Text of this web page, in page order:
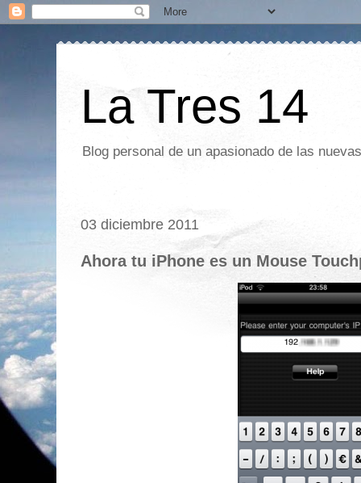
La Tres 14
Blog personal de un apasionado de las
03 diciembre 2011
Ahora tu iPhone es un Mouse